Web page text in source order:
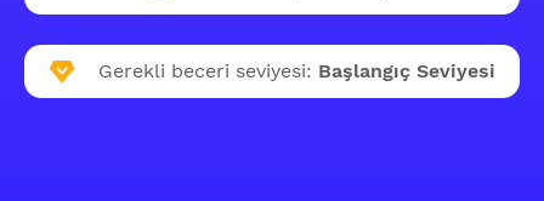
Gerekli beceri seviyesi: Başlangıç Seviyesi